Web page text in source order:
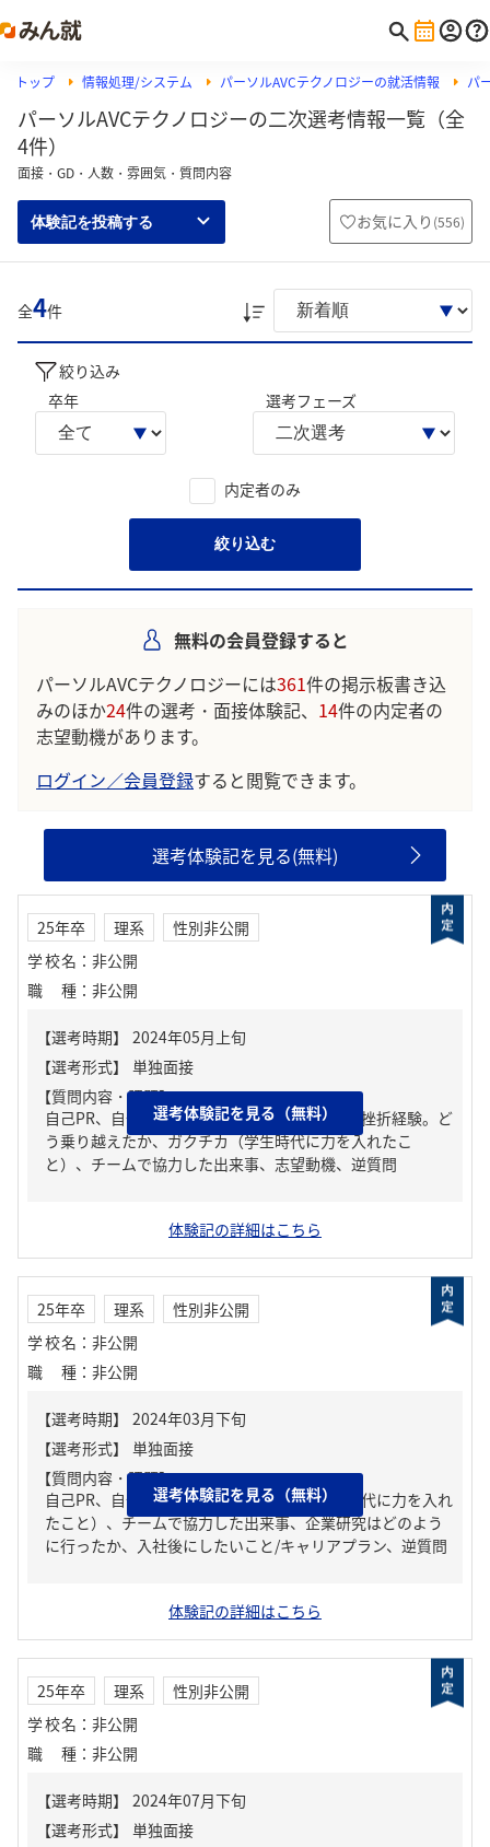
トップ 情報処理/システム パーソルAVCテクノロジーの就活情報 パ
パーソルAVCテクノロジーの二次選考情報一覧（全
4件）
面接・GD・人数・雰囲気・質問内容
体験記を投稿する お気に入り (556)
全4件
絞り込み
卒年
選考フェーズ
内定者のみ
絞り込む
無料の会員登録すると
パーソルAVCテクノロジーには361件の掲示板書き込
みのほか24件の選考・面接体験記、 14件の内定者の
志望動機があります。
ログイン／会員登録すると閲覧できます。
選考体験記を見る(無料)
25年卒 理系
性別非公開
学校名 ： 非公開
職種 ： 非公開
【質問内容・課題】
自己PR、自分の強み/弱み、人生の中で大きな挫折経験。ど
う乗り越えたか、ガクチカ（学生時代に力を入れたこ
と）、チームで協力した出来事、志望動機、逆質問
選考体験記を見る（無料）
体験記の詳細はこちら
25年卒 理系
性別非公開
学校名 ： 非公開
職種 ： 非公開
【質問内容・課題】
自己PR、自分の強み/弱み、ガクチカ（学生時代に力を入れ
たこと）、チームで協力した出来事、企業研究はどのよう
に行ったか、入社後にしたいこと/キャリアプラン、逆質問
選考体験記を見る（無料）
体験記の詳細はこちら
25年卒 理系
性別非公開
学校名 ： 非公開
職種 ： 非公開